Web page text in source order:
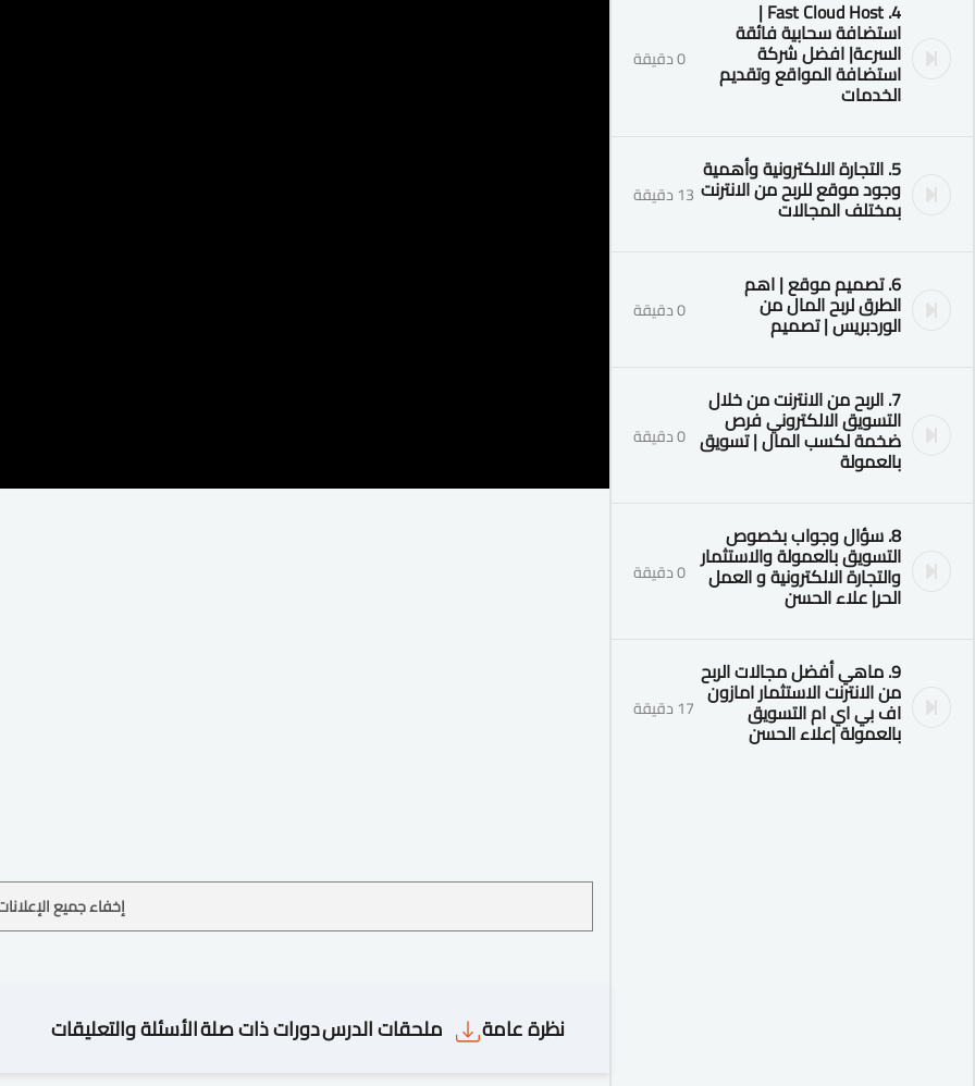
4. Fast Cloud Host |
استضافة سحابية فائقة
السرعة| افضل شركة
استضافة المواقع وتقديم
الخدمات
0 دقيقة
5. التجارة الالكترونية وأهمية
وجود موقع للربح من الانترنت
بمختلف المجالات 13 دقيقة
6. تصميم موقع | اهم
الطرق لربح المال من
الوردبريس | تصميم 0 دقيقة
7. الربح من الانترنت من خلال
التسويق الالكتروني فرص
ضخمة لكسب المال | تسويق
بالعمولة
0 دقيقة
8. سؤال وجواب بخصوص
التسويق بالعمولة والاستثمار
والتجارة الالكترونية و العمل
الحر| علاء الحسن
0 دقيقة
9. ماهي أفضل مجالات الربح
من الانترنت الاستثمار امازون
اف بي اي ام التسويق
بالعمولة |علاء الحسن
17 دقيقة
إخفاء جميع
نظرة عامة ملحقات الدرسدورات ذات صلةالأسئلة والتعليقات